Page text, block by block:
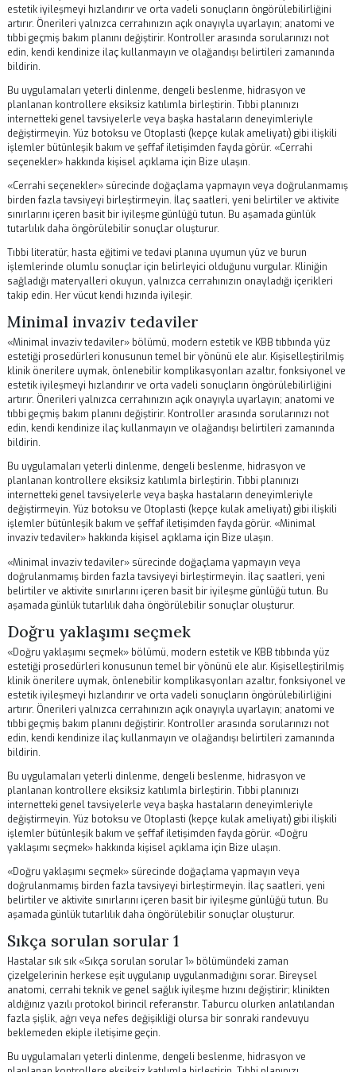
yüz estetiği prosedürleri konusunu anlamak, hastaların tedavi
daha güvenle ilerlemesine yardımcı olur.
Yüz botoksu
azaltır. Op. Dr. Senan Murat'ın İstanbul'daki kliniğinin bu rehberi, kanıta
dayalı önerileri özetler. Klinik durumunuza özel talimatlar için
Cerrahi seçenekler
«Cerrahi seçenekler» bölümü, modern estetik ve KBB tıbbında yüz
önerilere uymak, önlenebilir komplikasyonları azaltır, fonksiyonel ve
estetik iyileşmeyi hızlandırır ve orta vadeli sonuçların
artırır. Önerileri yalnızca cerrahınızın açık onayıyla uyarlayın;
edin, kendi kendinize ilaç kullanmayın ve olağandışı belirtileri
bildirin.
Bu uygulamaları yeterli dinlenme, dengeli beslenme, hidrasyon ve
planlanan kontrollere eksiksiz katılımla birleştirin. Tıbbi planınızı
internetteki genel tavsiyelerle veya başka hastaların deneyimleriyle
değiştirmeyin.Yüz botoksuveOtoplasti (kepçe kulak ameliyatı)gibi
işlemler bütünleşik bakım ve şeffaf iletişimden fayda görür. «Cerrahi
seçenekler» hakkında kişisel açıklama içinBize ulaşın.
«Cerrahi seçenekler» sürecinde doğaçlama yapmayın veya
birden fazla tavsiyeyi birleştirmeyin. İlaç saatleri, yeni belirtiler ve
sınırlarını içeren basit bir iyileşme günlüğü tutun. Bu aşamada günlük
Tıbbi literatür, hasta eğitimi ve tedavi planına uyumun yüz ve burun
işlemlerinde olumlu sonuçlar için belirleyici olduğunu vurgular.
sağladığı materyalleri okuyun, yalnızca cerrahınızın onayladığı
takip edin. Her vücut kendi hızında iyileşir.
Minimal invaziv tedaviler
«Minimal invaziv tedaviler» bölümü, modern estetik ve KBB tıbbında
estetiği prosedürleri konusunun temel bir yönünü ele alır.
klinik önerilere uymak, önlenebilir komplikasyonları azaltır,
estetik iyileşmeyi hızlandırır ve orta vadeli sonuçların
artırır. Önerileri yalnızca cerrahınızın açık onayıyla uyarlayın;
tıbbi geçmiş bakım planını değiştirir. Kontroller arasında sorularınızı
edin, kendi kendinize ilaç kullanmayın ve olağandışı belirtileri
bildirin.
Bu uygulamaları yeterli dinlenme, dengeli beslenme, hidrasyon ve
planlanan kontrollere eksiksiz katılımla birleştirin. Tıbbi planınızı
internetteki genel tavsiyelerle veya başka hastaların deneyimleriyle
işlemler bütünleşik bakım ve şeffaf iletişimden fayda görür. «Minimal
invaziv tedaviler» hakkında kişisel açıklama içinBize ulaşın
«Minimal invaziv tedaviler» sürecinde doğaçlama yapmayın veya
doğrulanmamış birden fazla tavsiyeyi birleştirmeyin. İlaç saatleri,
belirtiler ve aktivite sınırlarını içeren basit bir iyileşme günlüğü tutun.
aşamada günlük tutarlılık daha öngörülebilir sonuçlar oluşturur.
Doğru yaklaşımı seçmek
«Doğru yaklaşımı seçmek» bölümü, modern estetik ve KBB tıbbında
estetiği prosedürleri konusunun temel bir yönünü ele alır.
klinik önerilere uymak, önlenebilir komplikasyonları azaltır,
estetik iyileşmeyi hızlandırır ve orta vadeli sonuçların
artırır. Önerileri yalnızca cerrahınızın açık onayıyla uyarlayın;
tıbbi geçmiş bakım planını değiştirir. Kontroller arasında sorularınızı
edin, kendi kendinize ilaç kullanmayın ve olağandışı belirtileri
bildirin.
Bu uygulamaları yeterli dinlenme, dengeli beslenme, hidrasyon ve